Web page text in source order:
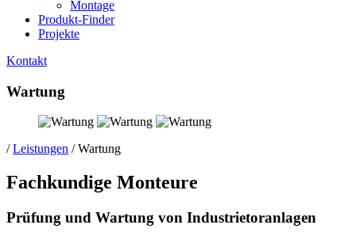
Montage
Produkt-Finder
Projekte
Kontakt
Wartung
/Leistungen /Wartung
Fachkundige Monteure
Prüfung und Wartung von Industrietoranlagen